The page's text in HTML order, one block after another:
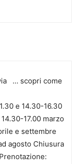
… scopri come
e 14.30-16.30
17.00 marzo
e settembre
agosto Chiusura